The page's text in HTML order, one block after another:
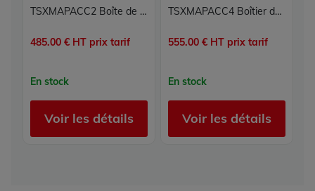
TSXMAPACC2 Boîte de jonction 2 voies TSX Série 7 Schneider Telemecanique
485.00 € HT prix tarif
En stock
Voir les détails
TSXMAPACC4 Boîtier de dérivation 4 ports Mapway TSX Série 7 Schneider Telemecanique 24 VDC IP20 120 x 70 x 40 mm -10°C à +60°C
555.00 € HT prix tarif
En stock
Voir les détails